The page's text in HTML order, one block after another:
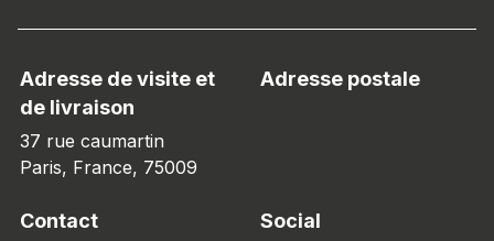
Adresse de visite et
de livraison
37 rue caumartin
Paris, France, 75009
Adresse postale
Contact Social